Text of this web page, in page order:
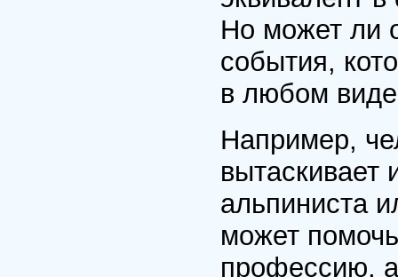
Но может ли
события,
в любом
Например,
вытаскивает
альпиниста
может
профессию,